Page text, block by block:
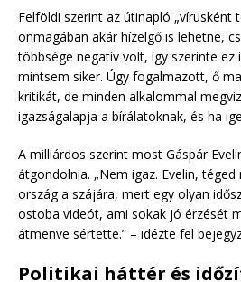
Felföldi szerint az útinapló „vírusként
önmagában akár hízelgő is lehetne,
többsége negatív volt, így szerinte ez
mintsem siker. Úgy fogalmazott, ő
kritikát, de minden alkalommal
igazságalapja a bírálatoknak, és ha
A milliárdos szerint most Gáspár
átgondolnia. „Nem igaz. Evelin,
ország a szájára, mert egy olyan
ostoba videót, ami sokak jó érzését
átmenve sértette.” – idézte fel
Politikai háttér és